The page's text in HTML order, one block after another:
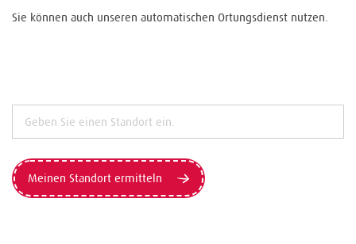
Sie können auch unseren automatischen Ortungsdienst nutzen.
Meinen Standort ermitteln